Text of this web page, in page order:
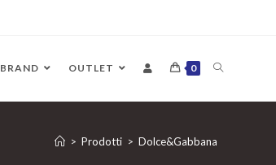
BRAND OUTLET 0
> Prodotti > Dolce&Gabbana